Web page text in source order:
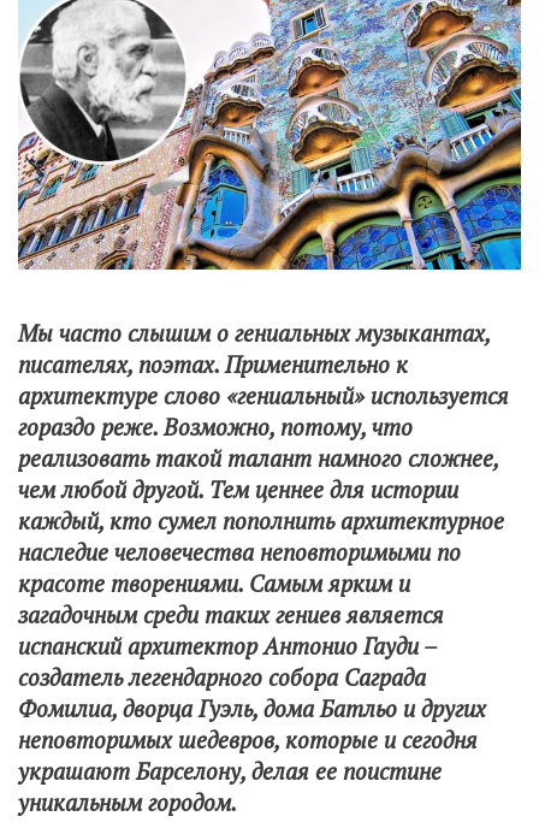
Мы часто слышим о гениальных музыкантах,
писателях, поэтах. Применительно к
архитектуре слово «гениальный» используется
гораздо реже. Возможно, потому, что
реализовать такой талант намного сложнее,
чем любой другой. Тем ценнее для истории
каждый, кто сумел пополнить архитектурное
наследие человечества неповторимыми по
красоте творениями. Самым ярким и
загадочным среди таких гениев является
испанский архитектор Антонио Гауди –
создатель легендарного собора Саграда
Фомилиа, дворца Гуэль, дома Батльо и других
неповторимых шедевров, которые и сегодня
украшают Барселону, делая ее поистине
уникальным городом.